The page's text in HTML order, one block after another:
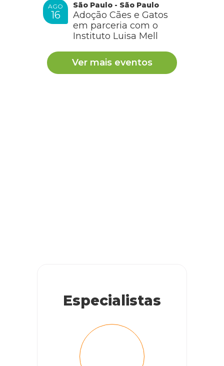
AGO
16
São Paulo - São Paulo
Adoção Cães e Gatos
em parceria com o
Instituto Luisa Mell
Ver mais eventos
Especialistas